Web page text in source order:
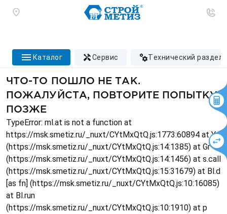
каталог сервис технический раздел
ЧТО-ТО ПОШЛО НЕ ТАК.
ПОЖАЛУЙСТА, ПОВТОРИТЕ ПОПЫТКУ
ПОЗЖЕ
TypeError: ml.at is not a function at
https://msk.smetiz.ru/_nuxt/CYtMxQtQ.js:1773:60894 at Ys
(https://msk.smetiz.ru/_nuxt/CYtMxQtQ.js:14:1385) at Gr
(https://msk.smetiz.ru/_nuxt/CYtMxQtQ.js:14:1456) at s.call
(https://msk.smetiz.ru/_nuxt/CYtMxQtQ.js:15:31679) at Bl.d
[as fn] (https://msk.smetiz.ru/_nuxt/CYtMxQtQ.js:10:16085)
at Bl.run
(https://msk.smetiz.ru/_nuxt/CYtMxQtQ.js:10:1910) at p